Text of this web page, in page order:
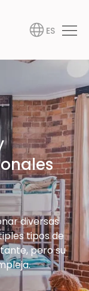
ES
diversas
tipos de
pero su